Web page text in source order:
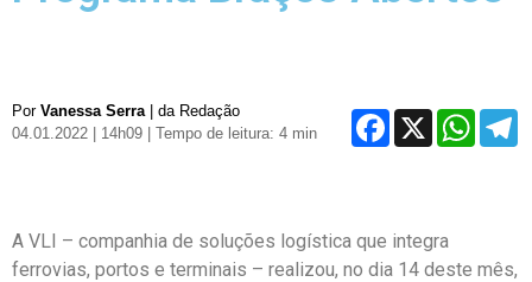
Por Vanessa Serra | da Redação
04.01.2022 | 14h09
| Tempo de leitura: 4 min X
A VLI – companhia de soluções logística que integra
ferrovias, portos e terminais – realizou, no dia 14 deste mês,